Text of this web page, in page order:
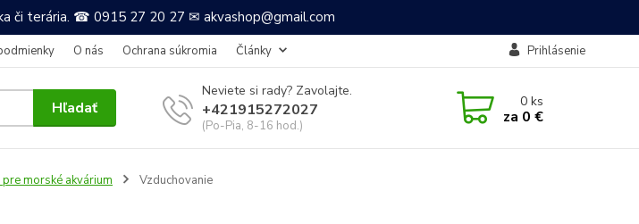
či terária. ☎ 0915 27 20 27 ✉ akvashop@gmail.com
O nás Ochrana súkromia Články Prihlásenie
Hľadať
Neviete si rady? Zavolajte.
+421915272027
(Po-Pia, 8-16 hod.)
0ks
za 0 €
pre morské akvárium Vzduchovanie